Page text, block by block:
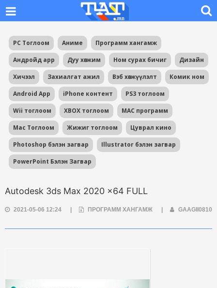
PC Тоглоом Аниме Программ хангамж
Андройд app Дуу хөгжим Ном сурах бичиг Дизайн
Хичээл Захиалгат ажил Вэб хөгжүүлэлт Комик ном
Android App iPhone контент PS3 тоглоом
Wii тоглоом XBOX тоглоом MAC программ
Mac Тоглоом Жижиг тоглоом Цуврал кино
Photoshop бэлэн загвар Illustrator бэлэн загвар
PowerPoint Бэлэн Загвар
Autodesk 3ds Max 2020 x64 FULL
2021-05-06 12:24 ПРОГРАММ ХАНГАМЖ GAAGII0810